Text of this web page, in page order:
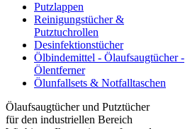
Putzlappen
Reinigungstücher &
Putztuchrollen
Desinfektionstücher
Ölbindemittel - Ölaufsaugtücher -
Ölentferner
Ölunfallsets & Notfalltaschen
Ölaufsaugtücher und Putztücher
für den industriellen Bereich